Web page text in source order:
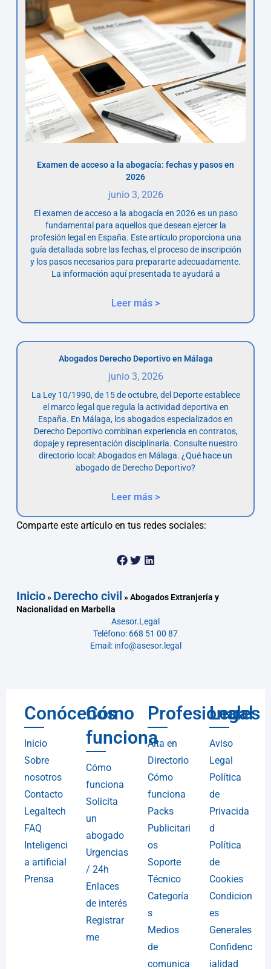
Examen de acceso a la abogacía: fechas y pasos en
2026
junio 3, 2026
El examen de acceso a la abogacía en 2026 es un paso
fundamental para aquellos que desean ejercer la
profesión legal en España. Este artículo proporciona una
guía detallada sobre las fechas, el proceso de inscripción
y los pasos necesarios para prepararte adecuadamente.
La información aquí presentada te ayudará a
Leer más >
Abogados Derecho Deportivo en Málaga
junio 3, 2026
La Ley 10/1990, de 15 de octubre, del Deporte establece
el marco legal que regula la actividad deportiva en
España. En Málaga, los abogados especializados en
Derecho Deportivo combinan experiencia en contratos,
dopaje y representación disciplinaria. Consulte nuestro
directorio local: Abogados en Málaga. ¿Qué hace un
abogado de Derecho Deportivo?
Leer más >
Comparte este artículo en tus redes sociales:
Inicio» Derecho civil »Abogados Extranjería y
Nacionalidad en Marbella
Asesor.Legal
Teléfono: 668 51 00 87
Email: info@asesor.legal
Conócenos
Inicio
Sobre
nosotros
Contacto
Legaltech
FAQ
Inteligenci
a artificial
Prensa
Cómo
funciona
Cómo
funciona
Solicita
un
abogado
Urgencias
/ 24h
Enlaces
de interés
Registrar
me
Profesionales
Alta en
Directorio
Cómo
funciona
Packs
Publicitari
os
Soporte
Técnico
Categoría
s
Medios
de
comunica
Legal
Aviso
Legal
Política
de
Privacida
d
Política
de
Cookies
Condicion
es
Generales
Confidenc
ialidad